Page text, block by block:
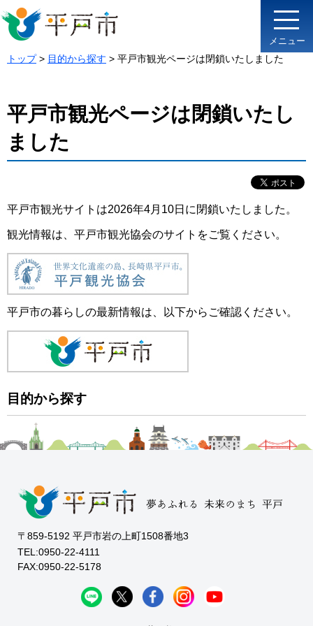
メニュー
トップ> 目的から探す > 平戸市観光ページは閉鎖いたしました
目的から探す
平戸市観光ページは閉鎖いたし
ました
平戸市観光サイトは2026年4月10日に閉鎖いたしました。
観光情報は、平戸市観光協会のサイトをご覧ください。
平戸市の暮らしの最新情報は、以下からご確認ください。
〒859-5192 平戸市岩の上町1508番地3
TEL:0950-22-4111
FAX:0950-22-5178